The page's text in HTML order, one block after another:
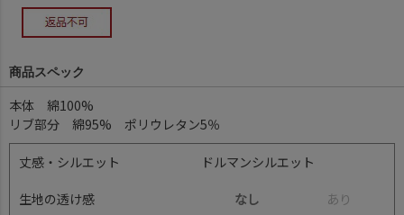
商品スペック
本体 綿100%
リブ部分 綿95% ポリウレタン5％
丈感・シルエット ドルマンシルエット
生地の透け感 なし あ り